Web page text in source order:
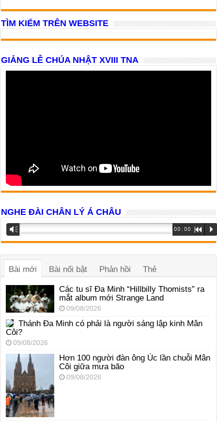
TÌM KIẾM TRÊN WEBSITE
GIẢNG LỄ CHÚA NHẬT XVIII TNA
NGHE ĐÀI CHÂN LÝ Á CHÂU
Trình
phát
Vm 00:00 R P
Bài mới Bài nổi bật Phản hồi Thẻ
Các tu sĩ Đa Minh “Hillbilly Thomists” ra
mắt album mới Strange Land
09/08/2026
Thánh Đa Minh có phải là người sáng lập kinh Mân
Côi?
09/08/2026
Hơn 100 người đàn ông Úc lần chuỗi Mân
Côi giữa mưa bão
09/08/2026